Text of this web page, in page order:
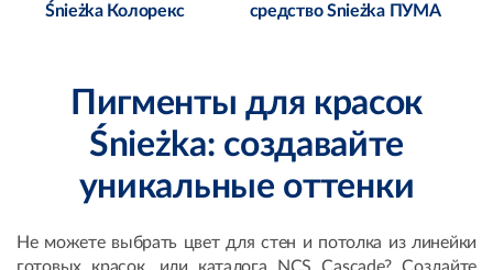
Śnieżka Колорекс
средство Snieżka ПУМА
Пигменты для красок
Śnieżka: создавайте
уникальные оттенки
Не можете выбрать цвет для стен и потолка из линейки